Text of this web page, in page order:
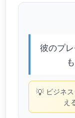
彼のプ
💡 ビジネ
え